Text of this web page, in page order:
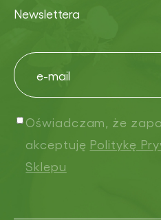
Newslettera
Oświadczam, że
akceptuję Politykę
Sklepu